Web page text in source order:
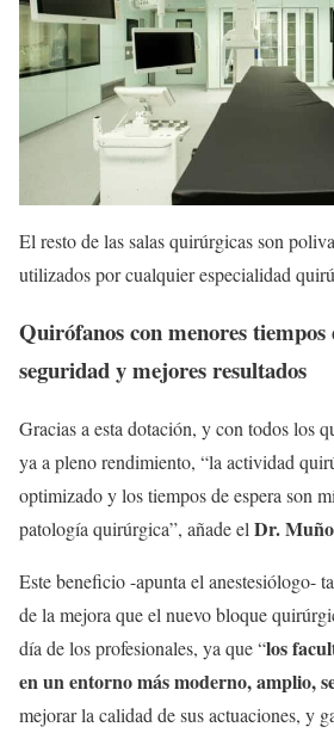
El resto de las salas quirúrgicas son
utilizados por cualquier especialidad
Quirófanos con menores tiempos
seguridad y mejores resultados
Gracias a esta dotación, y con todos los
ya a pleno rendimiento, “la actividad
optimizado y los tiempos de espera son
patología quirúrgica”, añade el Dr.
Este beneficio -apunta el anestesiólogo-
de la mejora que el nuevo bloque
día de los profesionales, ya que “los
en un entorno más moderno, amplio,
mejorar la calidad de sus actuaciones, y